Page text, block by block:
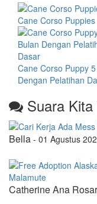
Cane Corso Puppies
Cane Corso Puppy
Dengan Pelatihan
Suara Kita
Bella - 01 Agustus
Malamute
Catherine Ana